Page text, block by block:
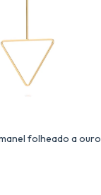
folheado a ouro